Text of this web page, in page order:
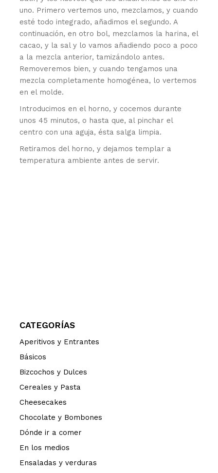
uno. Primero vertemos uno, mezclamos, y cuando
esté todo integrado, añadimos el segundo. A
continuación, en otro bol, mezclamos la harina, el
cacao, y la sal y lo vamos añadiendo poco a poco
a la mezcla anterior, tamizándolo antes.
Removeremos bien, y cuando tengamos una
mezcla completamente homogénea, lo vertemos
en el molde.
Introducimos en el horno, y cocemos durante
unos 45 minutos, o hasta que, al pinchar el
centro con una aguja, ésta salga limpia.
Retiramos del horno, y dejamos templar a
temperatura ambiente antes de servir.
CATEGORÍAS
Aperitivos y Entrantes
Básicos
Bizcochos y Dulces
Cereales y Pasta
Cheesecakes
Chocolate y Bombones
Dónde ir a comer
En los medios
Ensaladas y verduras